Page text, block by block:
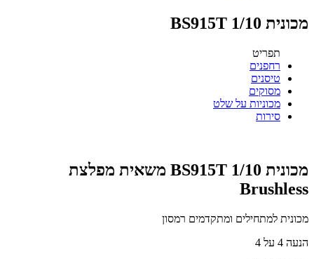
מכונית BS915T 1/10
תפריט
רחפנים
טיסנים
מסוקים
מכוניות על שלט
סירות
מכונית BS915T 1/10 משאית מפלצת
Brushless
מכונית למתחילים ומתקדמים רמסון
הנעה 4 על 4